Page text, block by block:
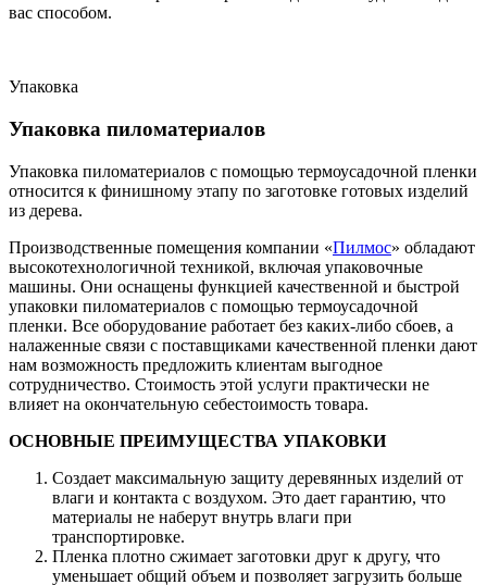
вас способом.
Упаковка
Упаковка пиломатериалов
Упаковка пиломатериалов с помощью термоусадочной пленки
относится к финишному этапу по заготовке готовых изделий
из дерева.
Производственные помещения компании «Пилмос» обладают
высокотехнологичной техникой, включая упаковочные
машины. Они оснащены функцией качественной и быстрой
упаковки пиломатериалов с помощью термоусадочной
пленки. Все оборудование работает без каких-либо сбоев, а
налаженные связи с поставщиками качественной пленки дают
нам возможность предложить клиентам выгодное
сотрудничество. Стоимость этой услуги практически не
влияет на окончательную себестоимость товара.
ОСНОВНЫЕ ПРЕИМУЩЕСТВА УПАКОВКИ
Создает максимальную защиту деревянных изделий от
влаги и контакта с воздухом. Это дает гарантию, что
материалы не наберут внутрь влаги при
транспортировке.
Пленка плотно сжимает заготовки друг к другу, что
уменьшает общий объем и позволяет загрузить больше